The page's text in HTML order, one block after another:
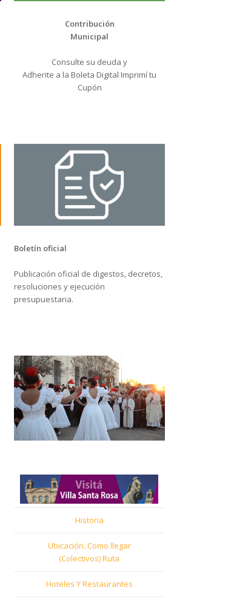
Contribución
Municipal
Consulte su deuda y
Adherite a la Boleta Digital Imprimí tu
Cupón
Boletín oficial
Publicación oficial de digestos, decretos,
resoluciones y ejecución
presupuestaria.
Historia
Ubicación. Como llegar
(Colectivos) Ruta
Hoteles Y Restaurantes